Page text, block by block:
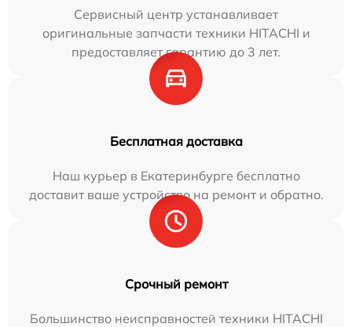
Сервисный центр устанавливает
оригинальные запчасти техники HITACHI и
предоставляет гарантию до 3 лет.
Бесплатная доставка
Наш курьер в Екатеринбурге бесплатно
доставит ваше устройство на ремонт и обратно.
Срочный ремонт
Большинство неисправностей техники HITACHI